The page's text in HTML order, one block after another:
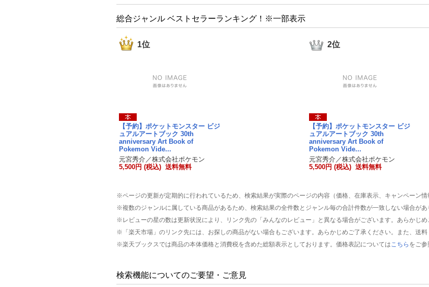
総合ジャンル ベストセラーランキング！※一部表示
1位
【予約】ポケットモンスター ビジ
ュアルアートブック 30th
anniversary Art Book of
Pokemon Vide...
元宮秀介／株式会社ポケモン
5,500円 (税込) 送料無料
2位
【予約】ポケットモンスター ビジ
ュアルアートブック 30th
anniversary Art Book of
Pokemon Vide...
元宮秀介／株式会社ポケモン
5,500円 (税込) 送料無料
※ページの更新が定期的に行われているため、検索結果が実際のページの内容（価格、在庫表示、キャンペーン
※複数のジャンルに属している商品があるため、検索結果の全件数とジャンル毎の合計件数が一致しない場合があ
※レビューの星の数は更新状況により、リンク先の「みんなのレビュー」と異なる場合がございます。あらかじめ
※「楽天市場」のリンク先には、お探しの商品がない場合もございます。あらかじめご了承ください。また、送
※楽天ブックスでは商品の本体価格と消費税を含めた総額表示としております。価格表記については こちら をご参
検索機能についてのご要望・ご意見